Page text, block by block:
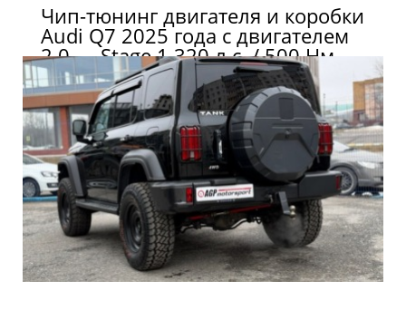
Чип-тюнинг двигателя и коробки
Audi Q7 2025 года с двигателем
2.0 — Stage 1 320 л.с. / 500 Нм.